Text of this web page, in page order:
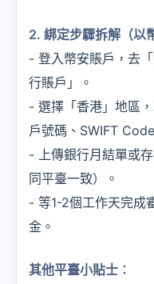
2. 綁定步驟拆解（以
- 登入幣安賬戶，去
行賬戶」。
- 選擇「香港」地區
戶號碼、SWIFT
- 上傳銀行月結單或
同平臺一致）。
- 等1-2個工作天完成
金。
其他平臺小貼士 ：